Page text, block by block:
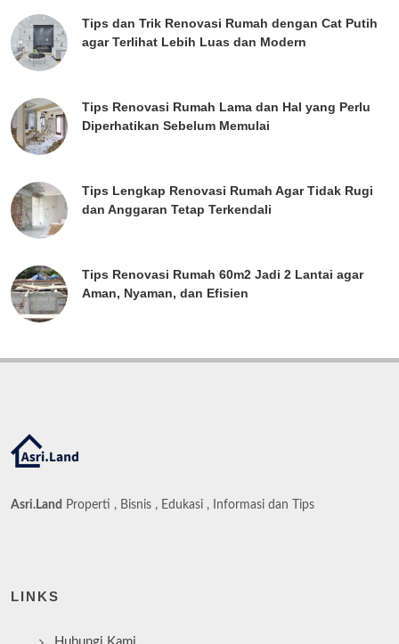
Tips dan Trik Renovasi Rumah dengan Cat Putih
agar Terlihat Lebih Luas dan Modern
Tips Renovasi Rumah Lama dan Hal yang Perlu
Diperhatikan Sebelum Memulai
Tips Lengkap Renovasi Rumah Agar Tidak Rugi
dan Anggaran Tetap Terkendali
Tips Renovasi Rumah 60m2 Jadi 2 Lantai agar
Aman, Nyaman, dan Efisien
Asri.Land Properti , Bisnis , Edukasi , Informasi dan Tips
LINKS